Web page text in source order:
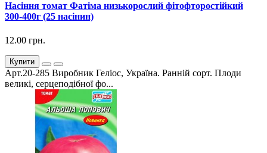
Насіння томат Фатіма низькорослий фітофторостійкий
300-400г (25 насінин)
12.00 грн.
Купити
Арт.20-285 Виробник Геліос, Україна. Ранній сорт. Плоди
великі, серцеподібної фо...